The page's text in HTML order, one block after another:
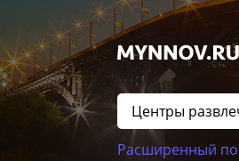
Расширенный